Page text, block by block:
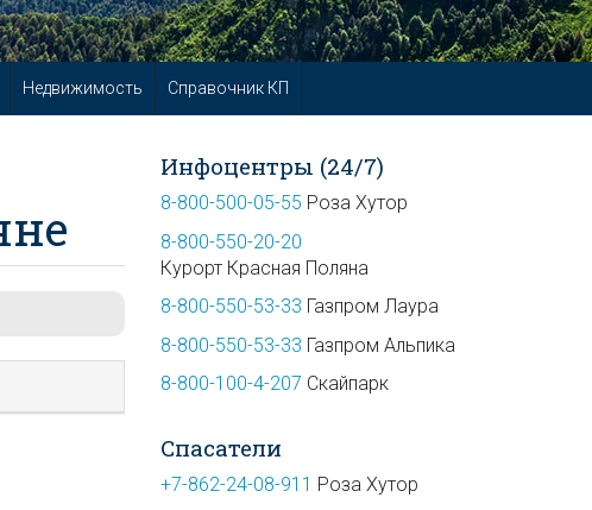
Недвижимость Справочник КП
Инфоцентры (24/7)
8-800-500-05-55 Роза Хутор
8-800-550-20-20
Курорт Красная Поляна
8-800-550-53-33 Газпром Лаура
8-800-550-53-33 Газпром Альпика
8-800-100-4-207 Скайпарк
Спасатели
+7-862-24-08-911 Роза Хутор